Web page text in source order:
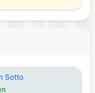
Sotto